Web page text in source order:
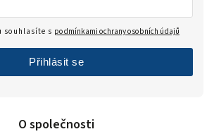
O společnosti
souhlasíte s podmínkami ochrany osobních údajů
Přihlásit se